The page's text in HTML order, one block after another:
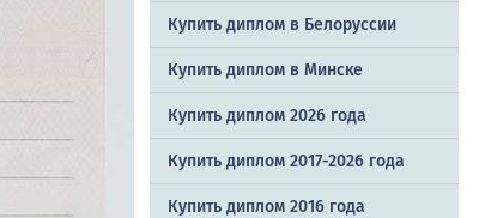
Купить диплом в Белоруссии
Купить диплом в Минске
Купить диплом 2026 года
Купить диплом 2017-2026 года
Купить диплом 2016 года